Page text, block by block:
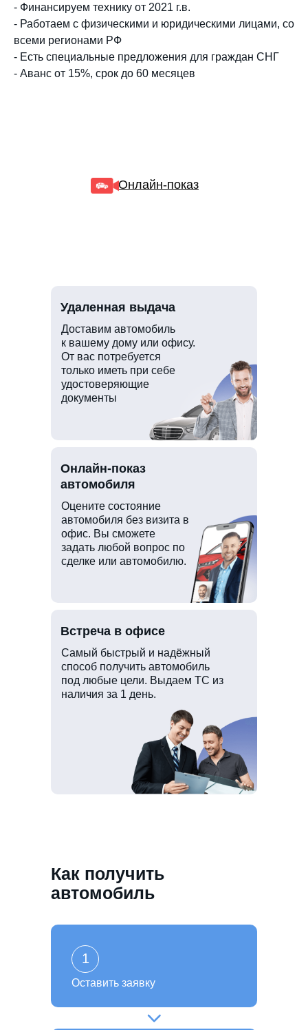
- Финансируем технику от 2021 г.в.
- Работаем с физическими и юридическими лицами, со
всеми регионами РФ
- Есть специальные предложения для граждан СНГ
- Аванс от 15%, срок до 60 месяцев
Онлайн-показ
Доставим автомобиль
к вашему дому или офису.
От вас потребуется
только иметь при себе
удостоверяющие
документы
Оцените состояние
автомобиля без визита в
офис. Вы сможете
задать любой вопрос по
сделке или автомобилю.
Самый быстрый и надёжный
способ получить автомобиль
под любые цели. Выдаем ТС из
наличия за 1 день.
Удаленная выдача
Онлайн-показ
автомобиля
Встреча в офисе
Как получить
автомобиль
Оставить заявку
1